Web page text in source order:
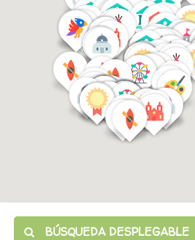
BÚSQUEDA DESPLEGABLE